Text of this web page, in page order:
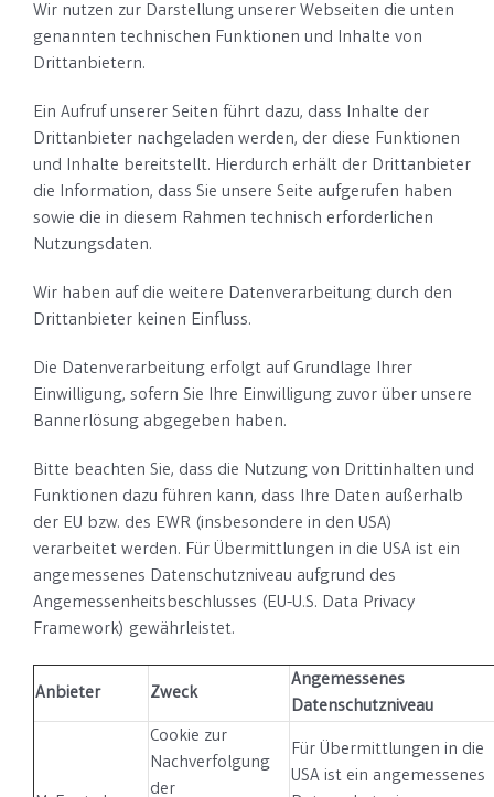
Wir nutzen zur Darstellung unserer Webseiten die unten
genannten technischen Funktionen und Inhalte von
Drittanbietern.
Ein Aufruf unserer Seiten führt dazu, dass Inhalte der
Drittanbieter nachgeladen werden, der diese Funktionen
und Inhalte bereitstellt. Hierdurch erhält der Drittanbieter
die Information, dass Sie unsere Seite aufgerufen haben
sowie die in diesem Rahmen technisch erforderlichen
Nutzungsdaten.
Wir haben auf die weitere Datenverarbeitung durch den
Drittanbieter keinen Einfluss.
Die Datenverarbeitung erfolgt auf Grundlage Ihrer
Einwilligung, sofern Sie Ihre Einwilligung zuvor über unsere
Bannerlösung abgegeben haben.
Bitte beachten Sie, dass die Nutzung von Drittinhalten und
Funktionen dazu führen kann, dass Ihre Daten außerhalb
der EU bzw. des EWR (insbesondere in den USA)
verarbeitet werden. Für Übermittlungen in die USA ist ein
angemessenes Datenschutzniveau aufgrund des
Angemessenheitsbeschlusses (EU-U.S. Data Privacy
Framework) gewährleistet.
Anbieter Zweck
Angemessenes
Datenschutzniveau
Cookie zur
Nachverfolgung
der
Für Übermittlungen in die
USA ist ein angemessenes